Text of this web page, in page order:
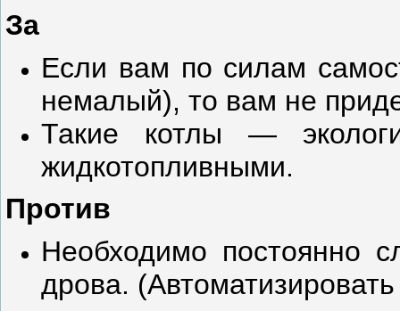
За
Если вам по силам
немалый), то вам не
Такие котлы —
жидкотопливными.
Против
Необходимо постоянно
дрова.